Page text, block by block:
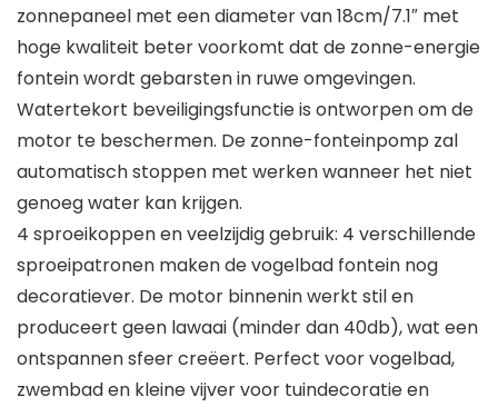
zonnepaneel met een diameter van 18cm/7.1″ met
hoge kwaliteit beter voorkomt dat de zonne-energie
fontein wordt gebarsten in ruwe omgevingen.
Watertekort beveiligingsfunctie is ontworpen om de
motor te beschermen. De zonne-fonteinpomp zal
automatisch stoppen met werken wanneer het niet
genoeg water kan krijgen.
4 sproeikoppen en veelzijdig gebruik: 4 verschillende
sproeipatronen maken de vogelbad fontein nog
decoratiever. De motor binnenin werkt stil en
produceert geen lawaai (minder dan 40db), wat een
ontspannen sfeer creëert. Perfect voor vogelbad,
zwembad en kleine vijver voor tuindecoratie en